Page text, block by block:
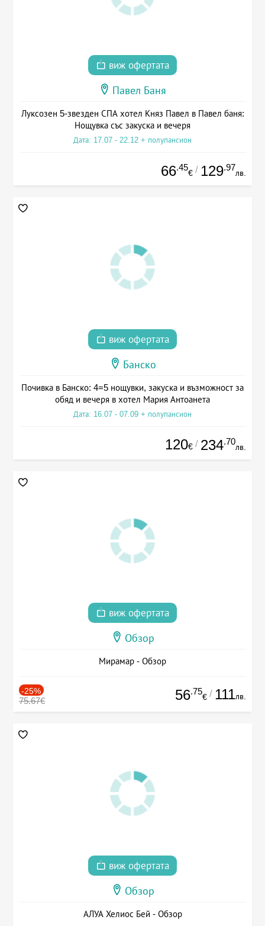
виж офертата
Павел Баня
Луксозен 5-звезден СПА хотел Княз Павел в Павел баня:
Нощувка със закуска и вечеря
Дата: 17.07 - 22.12 + полупансион
66.45
€ / 129.97
лв.
виж офертата
Банско
Почивка в Банско: 4=5 нощувки, закуска и възможност за
обяд и вечеря в хотел Мария Антоанета
Дата: 16.07 - 07.09 + полупансион
120€ / 234.70
лв.
виж офертата
Обзор
Мирамар - Обзор
-25%
75.67€ 56.75
€ / 111лв.
виж офертата
Обзор
АЛУА Хелиос Бей - Обзор